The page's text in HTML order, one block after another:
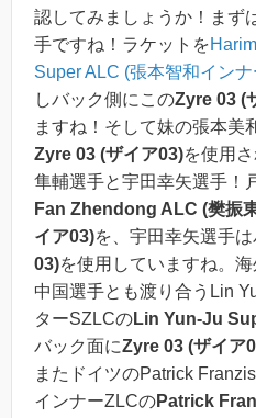
認してみましょうか！まず
手ですね！ラケットを
Super ALC (張本智和イン
しバック側にこのZyre 03 (
ますね！そして妹の張本美
Zyre 03 (ザイア03)を使用
隼輔選手と宇田幸矢選手！
Fan Zhendong ALC (樊振
イア03)を、宇田幸矢選手
03)を使用していますね。
中国選手とも渡り合うLin
ターSZLCのLin Yun-Ju
バック面にZyre 03 (ザイア
またドイツのPatrick
インナーZLCのPatrick